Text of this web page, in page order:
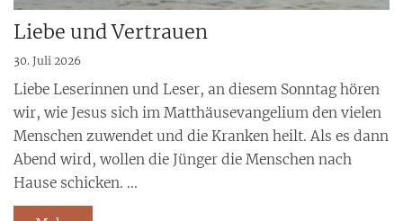
Liebe und Vertrauen
30. Juli 2026
Liebe Leserinnen und Leser, an diesem Sonntag hören
wir, wie Jesus sich im Matthäusevangelium den vielen
Menschen zuwendet und die Kranken heilt. Als es dann
Abend wird, wollen die Jünger die Menschen nach
Hause schicken. ...